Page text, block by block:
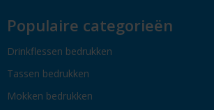
Populaire categorieën
Drinkflessen bedrukken
Tassen bedrukken
Mokken bedrukken